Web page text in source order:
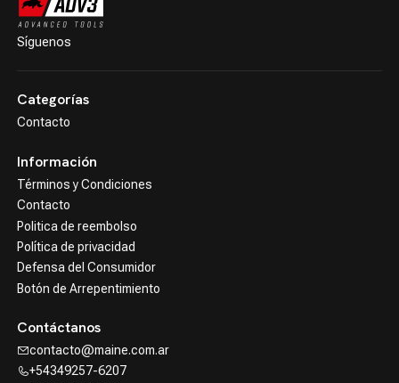
Síguenos
Categorías
Contacto
Información
Términos y Condiciones
Contacto
Politica de reembolso
Política de privacidad
Defensa del Consumidor
Botón de Arrepentimiento
Contáctanos
contacto@maine.com.ar
+54349257-6207